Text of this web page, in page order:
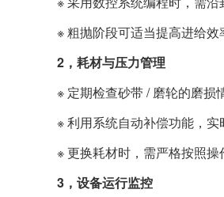
※ 粗抛阶段可适当提高进给
2， 耗材与压力管理
※ 定期检查砂带 / 磨轮的磨损
※ 利用系统自动补偿功能，实
※ 更换耗材时，需严格按照操
3， 设备运行监控